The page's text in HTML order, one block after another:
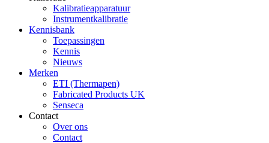
Kalibratieapparatuur
Instrumentkalibratie
Kennisbank
Toepassingen
Kennis
Nieuws
Merken
ETI (Thermapen)
Fabricated Products UK
Senseca
Contact
Over ons
Contact